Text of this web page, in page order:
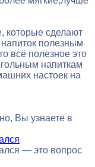
которые сделают
полезным
всё полезное это
напиткам
настоек на
Вы узнаете в
— это вопрос